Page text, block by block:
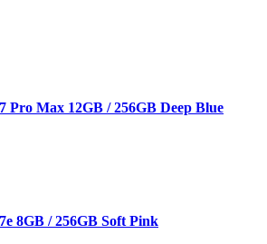
Pro Max 12GB / 256GB Deep Blue
8GB / 256GB Soft Pink